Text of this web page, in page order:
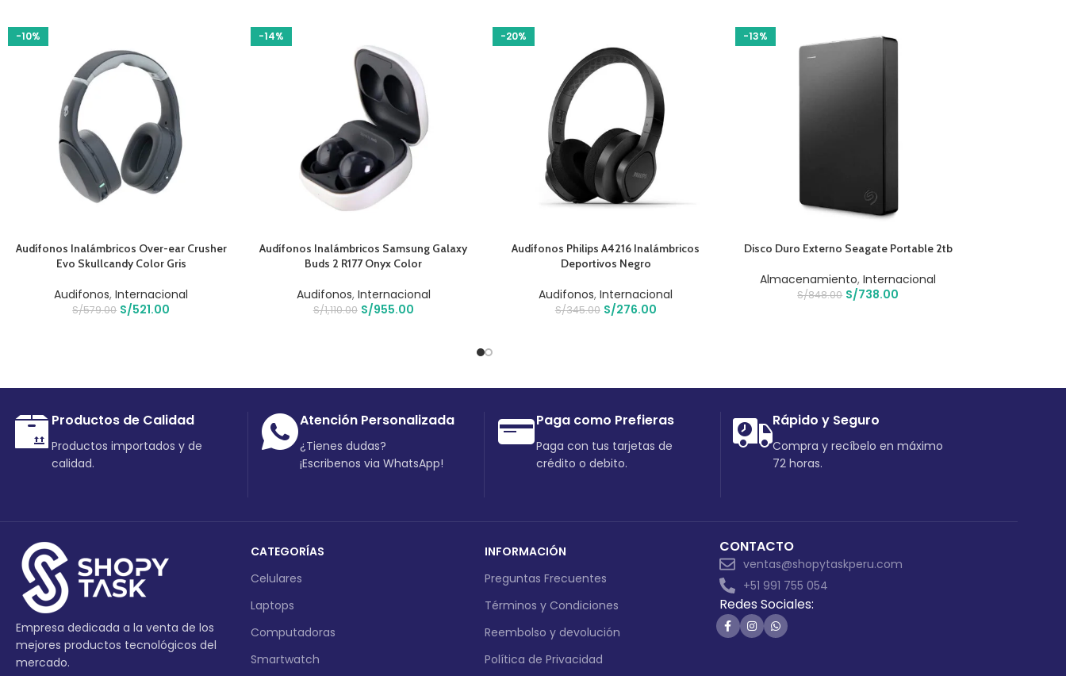
-10%
AÑADIR AL CARRITO
Audífonos Inalámbricos Over-ear Crusher
Evo Skullcandy Color Gris
Audifonos,Internacional
S/579.00 S/521.00
-14%
AÑADIR AL CARRITO
Audífonos Inalámbricos Samsung Galaxy
Buds 2 R177 Onyx Color
Audifonos, Internacional
S/1,110.00 S/955.00
-20%
AÑADIR AL CARRITO
Audífonos Philips A4216 Inalámbricos
Deportivos Negro
Audifonos,Internacional
S/345.00 S/276.00
-13%
AÑADIR AL CARRITO
Disco Duro Externo Seagate Portable 2tb
Almacenamiento,Internacional
S/848.00 S/738.00
Productos de Calidad
Productos importados y de
calidad.
Atención Personalizada
¿Tienes dudas?
¡Escribenos via WhatsApp!
Paga como Prefieras
Paga con tus tarjetas de
crédito o debito.
Rápido y Seguro
Compra y recíbelo en máximo
72 horas.
Empresa dedicada a la venta de los
mejores productos tecnológicos del
mercado.
CATEGORÍAS
Celulares
Laptops
Computadoras
Smartwatch
INFORMACIÓN
Preguntas Frecuentes
Términos y Condiciones
Reembolso y devolución
Política de Privacidad
CONTACTO
ventas@shopytaskperu.com
+51 991 755 054
Redes Sociales: